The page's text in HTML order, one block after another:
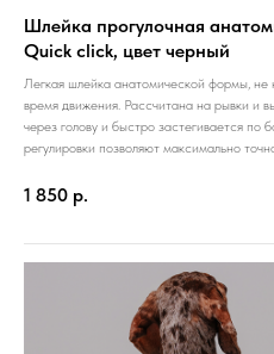
Шлейка прогулочная
Quick click, цвет черный
Легкая шлейка анатомической формы,
время движения. Рассчитана на рывки и
через голову и быстро застегивается по
регулировки позволяют максимально
1 850 р.